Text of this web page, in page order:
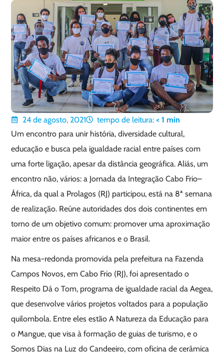
24 de agosto, 2021 tempo de leitura: < 1 min
Um encontro para unir história, diversidade cultural,
educação e busca pela igualdade racial entre países com
uma forte ligação, apesar da distância geográfica. Aliás, um
encontro não, vários: a Jornada da Integração Cabo Frio–
África, da qual a Prolagos (RJ) participou, está na 8ª semana
de realização. Reúne autoridades dos dois continentes em
torno de um objetivo comum: promover uma aproximação
maior entre os países africanos e o Brasil.
Na mesa-redonda promovida pela prefeitura na Fazenda
Campos Novos, em Cabo Frio (RJ), foi apresentado o
Respeito Dá o Tom, programa de igualdade racial da Aegea,
que desenvolve vários projetos voltados para a população
quilombola. Entre eles estão A Natureza da Educação para
o Mangue, que visa à formação de guias de turismo, e o
Somos Dias na Luz do Candeeiro, com oficina de cerâmica